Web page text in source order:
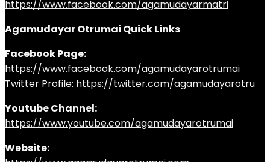
https://www.facebook.com/agamudayarmatri
Agamudayar Otrumai Quick Links
Facebook Page:
https://www.facebook.com/agamudayarotrumai
Twitter Profile: https://twitter.com/agamudayarotru
Youtube Channel:
https://www.youtube.com/agamudayarotrumai
Website: